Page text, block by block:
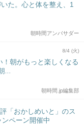
た。心と体を整え、1
朝時間アンバサダー
8/4 (火)
朝がもっと楽しくなる
...
朝時間.jp編集部
「おかしめいと」のス
ペーン開催中